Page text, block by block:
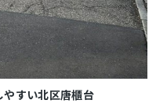
すい北区唐櫃台